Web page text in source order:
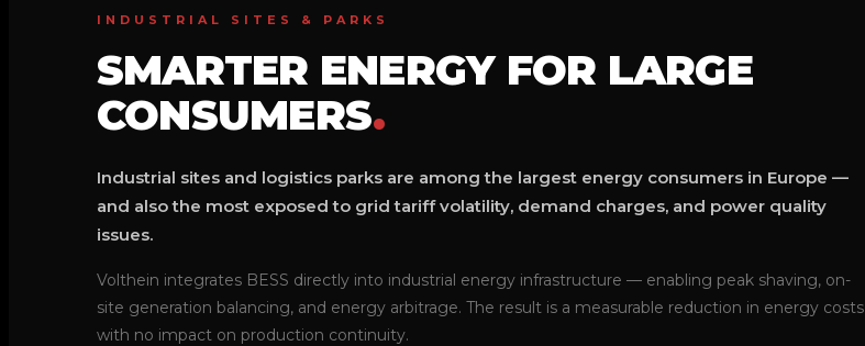
INDUSTRIAL SITES & PARKS
SMARTER ENERGY FOR LARGE
CONSUMERS.
Industrial sites and logistics parks are among the largest energy consumers in Europe —
and also the most exposed to grid tariff volatility, demand charges, and power quality
issues.
Volthein integrates BESS directly into industrial energy infrastructure — enabling peak shaving, on-
site generation balancing, and energy arbitrage. The result is a measurable reduction in energy costs
with no impact on production continuity.